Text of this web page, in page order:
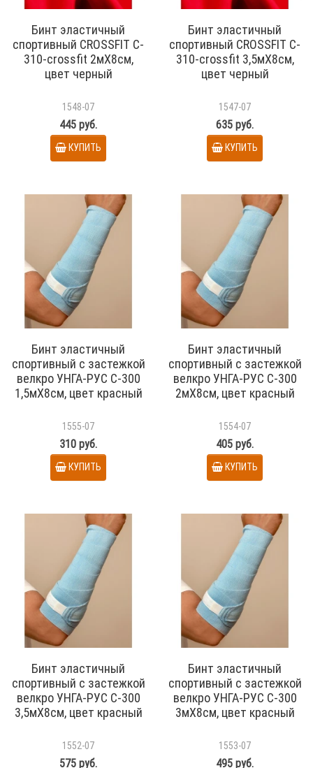
Бинт эластичный
спортивный CROSSFIT C-
310-crossfit 2мХ8см,
цвет черный
1548-07
445 руб.
КУПИТЬ
Бинт эластичный
спортивный CROSSFIT C-
310-crossfit 3,5мХ8см,
цвет черный
1547-07
635 руб.
КУПИТЬ
Бинт эластичный
спортивный с застежкой
велкро УНГА-РУС С-300
1,5мХ8см, цвет красный
1555-07
310 руб.
КУПИТЬ
Бинт эластичный
спортивный с застежкой
велкро УНГА-РУС С-300
2мХ8см, цвет красный
1554-07
405 руб.
КУПИТЬ
Бинт эластичный
спортивный с застежкой
велкро УНГА-РУС С-300
3,5мХ8см, цвет красный
1552-07
575 руб.
Бинт эластичный
спортивный с застежкой
велкро УНГА-РУС С-300
3мХ8см, цвет красный
1553-07
495 руб.